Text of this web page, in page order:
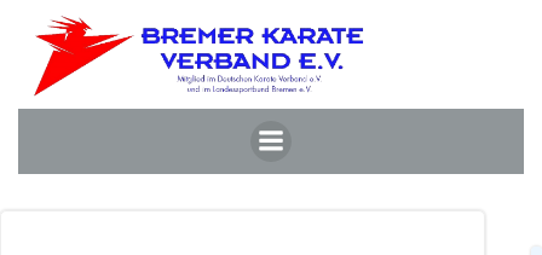
Inhalt
springen